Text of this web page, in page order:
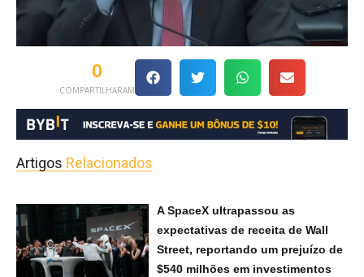
COMPARTILHARAM
0
Artigos Relacionados
A SpaceX ultrapassou as
expectativas de receita de Wall
Street, reportando um prejuízo de
$540 milhões em investimentos